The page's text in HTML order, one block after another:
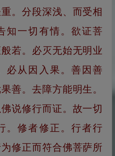
。分段深浅、而受相
知一切有情。欲证菩
若。必灭无始无明业
必从因入果。善因善
善。去障方能明生。
说修行而证。故一切
。修者修正。行者行
修正而符合佛菩萨所